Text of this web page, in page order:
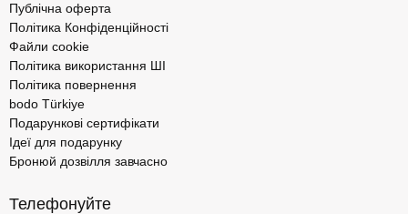
Публічна оферта
Політика Конфіденційності
Файли cookie
Політика використання ШІ
Політика повернення
bodo Türkiye
Подарункові сертифікати
Ідеї для подарунку
Бронюй дозвілля завчасно
Телефонуйте